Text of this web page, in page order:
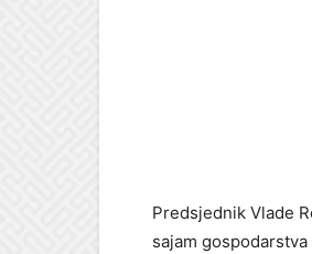
Predsjednik Vlade
sajam